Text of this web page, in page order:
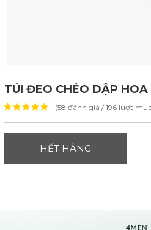
TÚI ĐEO CHÉO DẬP
(58 đánh giá / 196 lượt
HẾT HÀNG